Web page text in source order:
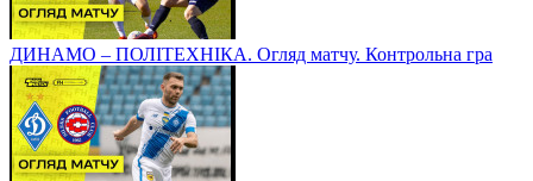
ДИНАМО – ПОЛІТЕХНІКА. Огляд матчу. Контрольна гра